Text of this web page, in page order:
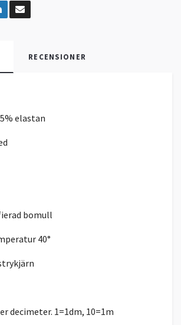
RECENSIONER
elastan
bomull
40°
decimeter. 1=1dm, 10=1m